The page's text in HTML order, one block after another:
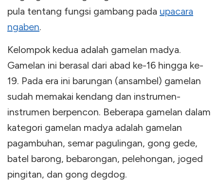
pula tentang fungsi gambang pada upacara
ngaben.
Kelompok kedua adalah gamelan madya.
Gamelan ini berasal dari abad ke-16 hingga ke-
19. Pada era ini barungan (ansambel) gamelan
sudah memakai kendang dan instrumen-
instrumen berpencon. Beberapa gamelan dalam
kategori gamelan madya adalah gamelan
pagambuhan, semar pagulingan, gong gede,
batel barong, bebarongan, pelehongan, joged
pingitan, dan gong degdog.